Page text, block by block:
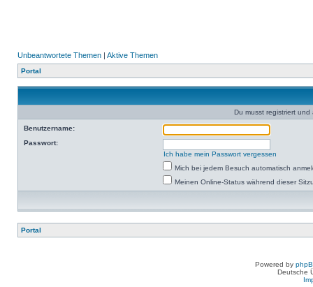
Unbeantwortete Themen | Aktive Themen
Portal
Du musst registriert
Benutzername:
Passwort:
Ich habe mein Passwort vergessen
Mich bei jedem Besuch automatisch
Meinen Online-Status während dieser
Portal
Powered by
Deutsche